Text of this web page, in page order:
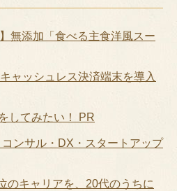
無添加「食べる主食洋風スー
ャッシュレス決済端末を導入
してみたい！ PR
コンサル・DX・スタートアップ
のキャリアを、20代のうちに